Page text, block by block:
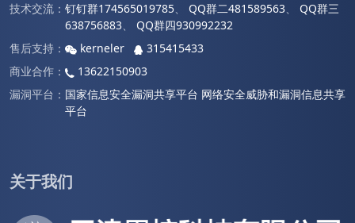
技术交流： 钉钉群174565019785、 QQ群二481589563、 QQ群三
638756883、 QQ群四930992232
售后支持：
kerneler
315415433
商业合作：
13622150903
漏洞平台： 国家信息安全漏洞共享平台 网络安全威胁和漏洞信息共享
平台
关于我们